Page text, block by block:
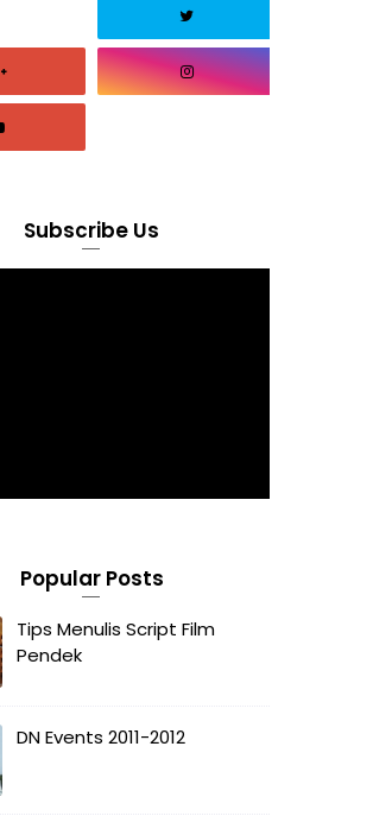
Subscribe Us
Popular Posts
Tips Menulis Script Film
Pendek
DN Events 2011-2012